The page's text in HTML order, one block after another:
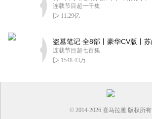
连载节目超一千集
11.29亿
连载节目超七百集
1548.43万
© 2014-2026 喜马拉雅 版权所有